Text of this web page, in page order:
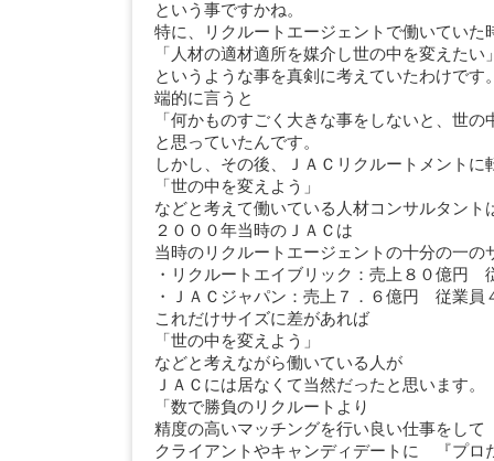
という事ですかね。
特に、リクルートエージェントで働いていた
「人材の適材適所を媒介し世の中を変えた
というような事を真剣に考えていたわけです
端的に言うと
「何かものすごく大きな事をしないと、世の
と思っていたんです。
しかし、その後、ＪＡＣリクルートメントに
「世の中を変えよう」
などと考えて働いている人材コンサルタント
２０００年当時のＪＡＣは
当時のリクルートエージェントの十分の一の
・リクルートエイブリック：売上８０億円
・ＪＡＣジャパン：売上７．６億円 従業員
これだけサイズに差があれば
「世の中を変えよう」
などと考えながら働いている人が
ＪＡＣには居なくて当然だったと思います。
「数で勝負のリクルートより
精度の高いマッチングを行い良い仕事をして
クライアントやキャンディデートに 『プ